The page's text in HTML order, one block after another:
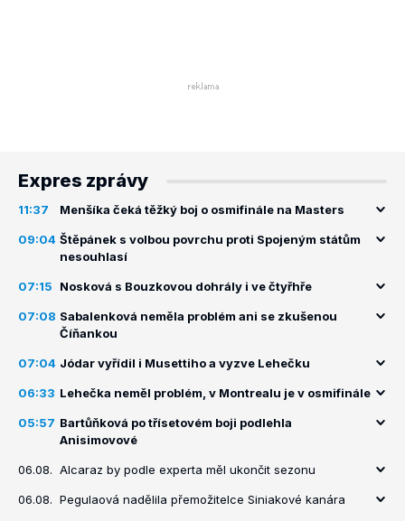
Expres zprávy
11:37 Menšíka čeká těžký boj o osmifinále na Masters
09:04 Štěpánek s volbou povrchu proti Spojeným státům
nesouhlasí
07:15 Nosková s Bouzkovou dohrály i ve čtyřhře
07:08 Sabalenková neměla problém ani se zkušenou
Číňankou
07:04 Jódar vyřídil i Musettiho a vyzve Lehečku
06:33 Lehečka neměl problém, v Montrealu je v osmifinále
05:57 Bartůňková po třísetovém boji podlehla
Anisimovové
06.08. Alcaraz by podle experta měl ukončit sezonu
06.08. Pegulaová nadělila přemožitelce Siniakové kanára